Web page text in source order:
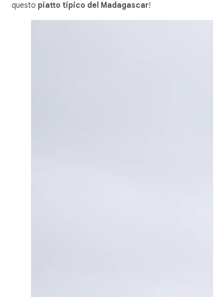
questo piatto tipico del Madagascar!